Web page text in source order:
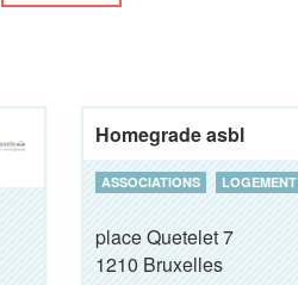
Homegrade asbl
ASSOCIATIONS LOGEMENT
place Quetelet 7
1210Bruxelles